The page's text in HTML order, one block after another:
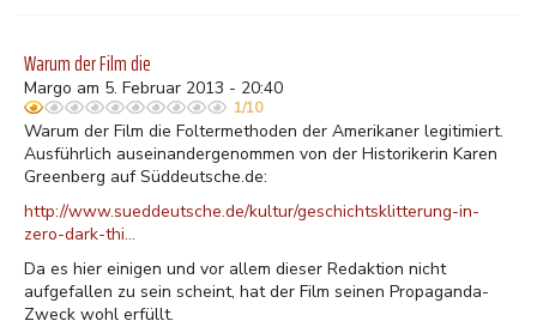
Warum der Film die
Margo am 5. Februar 2013 - 20:40
1/10
Warum der Film die Foltermethoden der Amerikaner legitimiert.
Ausführlich auseinandergenommen von der Historikerin Karen
Greenberg auf Süddeutsche.de:
http://www.sueddeutsche.de/kultur/geschichtsklitterung-in-
zero-dark-thi…
Da es hier einigen und vor allem dieser Redaktion nicht
aufgefallen zu sein scheint, hat der Film seinen Propaganda-
Zweck wohl erfüllt.